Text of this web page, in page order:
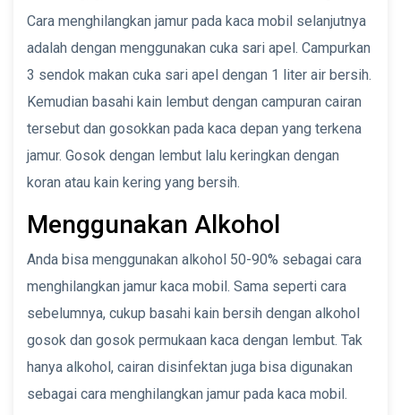
Cara menghilangkan jamur pada kaca mobil selanjutnya
adalah dengan menggunakan cuka sari apel. Campurkan
3 sendok makan cuka sari apel dengan 1 liter air bersih.
Kemudian basahi kain lembut dengan campuran cairan
tersebut dan gosokkan pada kaca depan yang terkena
jamur. Gosok dengan lembut lalu keringkan dengan
koran atau kain kering yang bersih.
Menggunakan Alkohol
Anda bisa menggunakan alkohol 50-90% sebagai cara
menghilangkan jamur kaca mobil. Sama seperti cara
sebelumnya, cukup basahi kain bersih dengan alkohol
gosok dan gosok permukaan kaca dengan lembut. Tak
hanya alkohol, cairan disinfektan juga bisa digunakan
sebagai cara menghilangkan jamur pada kaca mobil.